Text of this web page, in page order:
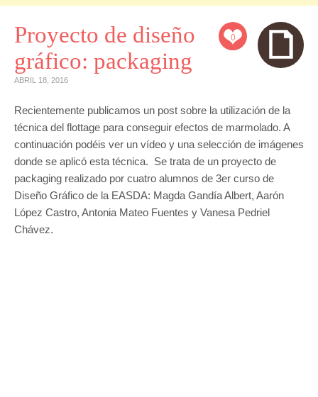
0
Proyecto de diseño
gráfico: packaging
ABRIL 18, 2016
Recientemente publicamos un post sobre la utilización de la
técnica del flottage para conseguir efectos de marmolado. A
continuación podéis ver un vídeo y una selección de imágenes
donde se aplicó esta técnica. Se trata de un proyecto de
packaging realizado por cuatro alumnos de 3er curso de
Diseño Gráfico de la EASDA: Magda Gandía Albert, Aarón
López Castro, Antonia Mateo Fuentes y Vanesa Pedriel
Chávez.